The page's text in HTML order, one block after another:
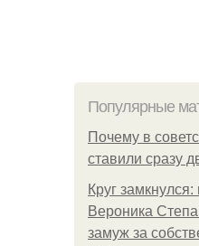
Популярные
Почему в
ставили сразу
Круг
Вероника
замуж за